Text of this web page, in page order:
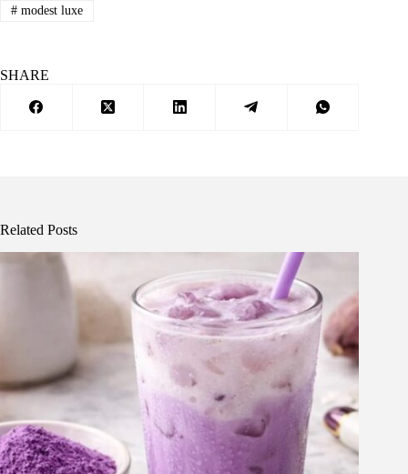
#modest luxe
SHARE
Related Posts